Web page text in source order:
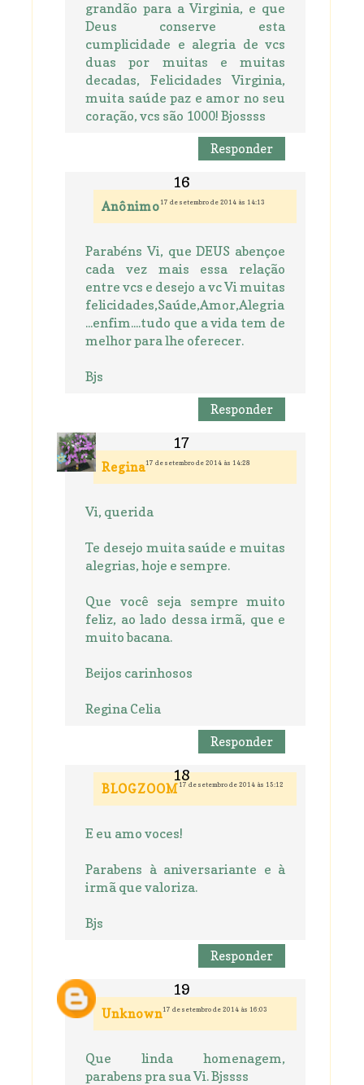
grandão para a Virginia, e que
Deus conserve esta
cumplicidade e alegria de vcs
duas por muitas e muitas
decadas, Felicidades Virginia,
muita saúde paz e amor no seu
coração, vcs são 1000! Bjossss
Responder
Anônimo 17 de setembro de 2014 às 14:13
Parabéns Vi, que DEUS abençoe
cada vez mais essa relação
entre vcs e desejo a vc Vi muitas
felicidades,Saúde,Amor,Alegria
...enfim....tudo que a vida tem de
melhor para lhe oferecer.
Bjs
Responder
Regina17 de setembro de 2014 às 14:28
Vi, querida
Te desejo muita saúde e muitas
alegrias, hoje e sempre.
Que você seja sempre muito
feliz, ao lado dessa irmã, que e
muito bacana.
Beijos carinhosos
Regina Celia
Responder
BLOGZOOM 17 de setembro de 2014 às 15:12
E eu amo voces!
Parabens à aniversariante e à
irmã que valoriza.
Bjs
Responder
Unknown17 de setembro de 2014 às 16:03
Que linda homenagem,
parabens pra sua Vi. Bjssss